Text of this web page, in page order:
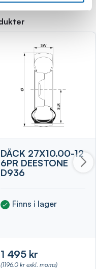
DÄCK 27X10.00-12
6PR DEESTONE
D936
Finns i lager
1 495 kr
(1196.0 kr exkl. moms)